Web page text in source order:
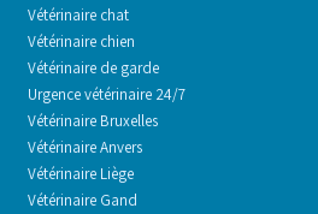
Vétérinaire chat
Vétérinaire chien
Vétérinaire de garde
Urgence vétérinaire 24/7
Vétérinaire Bruxelles
Vétérinaire Anvers
Vétérinaire Liège
Vétérinaire Gand